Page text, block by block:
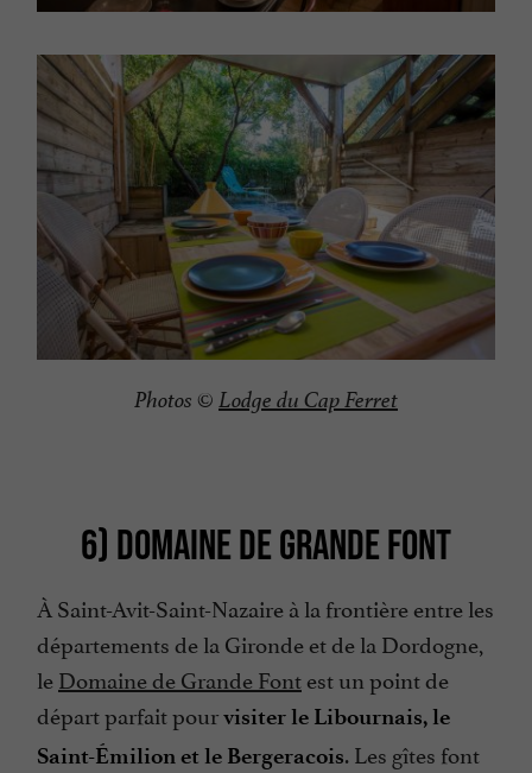
Photos © Lodge du Cap Ferret
6) DOMAINE DE GRANDE FONT
À Saint-Avit-Saint-Nazaire à la frontière entre les
départements de la Gironde et de la Dordogne,
leDomaine de Grande Fontest un point de
départ parfait pourvisiter le Libournais, le
Saint-Émilion et le Bergeracois. Les gîtes font